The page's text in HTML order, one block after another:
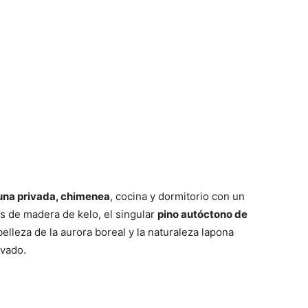
privada, chimenea, cocina y dormitorio con un
de madera de kelo, el singular pino autóctono de
de la aurora boreal y la naturaleza lapona